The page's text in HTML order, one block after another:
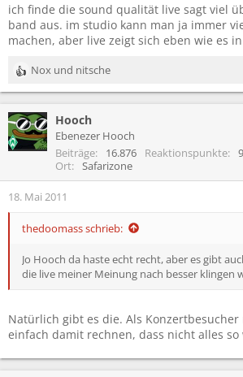
ich finde die sound qualität live sagt viel
band aus. im studio kann man ja immer
machen, aber live zeigt sich eben wie es
R
e
k
t
i
n
e
Nox und nitsche
Hooch
Ebenezer Hooch
Beiträge
16.876 Reaktionspunkte
Ort
Safarizone
18. Mai 2011
thedoomass schrieb:
Jo Hooch da haste echt recht, aber es gibt
die live meiner Meinung nach besser klingen
Natürlich gibt es die. Als
einfach damit rechnen, dass nicht alles so